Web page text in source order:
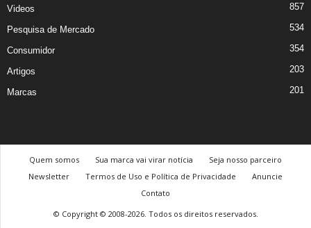
Videos 857
Pesquisa de Mercado 534
Consumidor 354
Artigos 203
Marcas 201
Quem somos Sua marca vai virar notícia
Seja nosso parceiro
Newsletter
Termos de Uso e Política de Privacidade
Anuncie
Contato
© Copyright © 2008-2026. Todos os direitos reservados.